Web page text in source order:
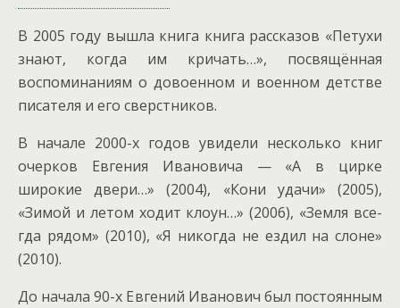
В 2005 году вышла книга книга рассказов «Петухи
знают, когда им кричать…», посвящённая
воспоминаниям о довоенном и военном детстве
писателя и его сверстников.
В начале 2000-х годов увидели несколько книг
очерков Евгения Ивановича — «А в цирке
широкие двери…» (2004), «Кони удачи» (2005),
«Зимой и летом ходит клоун…» (2006), «Земля все­
гда рядом» (2010), «Я никогда не ездил на слоне»
(2010).
До начала 90-х Евгений Иванович был постоянным